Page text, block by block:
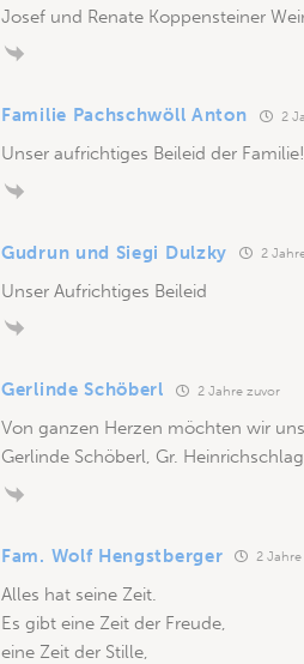
Josef und Renate Koppensteiner
Familie Pachschwöll Anton 2
Unser aufrichtiges Beileid der Familie!
Gudrun und Siegi Dulzky 2
Unser Aufrichtiges Beileid
Gerlinde Schöberl 2 Jahre zuvor
Von ganzen Herzen möchten wir
Gerlinde Schöberl, Gr. Heinrichschlag
Fam. Wolf Hengstberger 2
Alles hat seine Zeit.
Es gibt eine Zeit der Freude,
eine Zeit der Stille,